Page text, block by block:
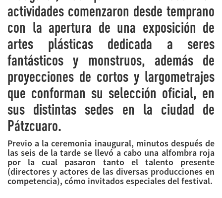
actividades comenzaron desde temprano
con la apertura de una exposición de
artes plásticas dedicada a seres
fantásticos y monstruos, además de
proyecciones de cortos y largometrajes
que conforman su selección oficial, en
sus distintas sedes en la ciudad de
Pátzcuaro.
Previo a la ceremonia inaugural, minutos después de
las seis de la tarde se llevó a cabo una alfombra roja
por la cual pasaron tanto el talento presente
(directores y actores de las diversas producciones en
competencia), cómo invitados especiales del festival.